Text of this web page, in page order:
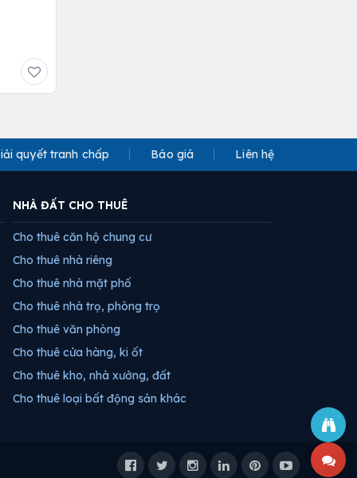
quyết tranh chấp Báo giá Liên hệ
NHÀ ĐẤT CHO THUÊ
Cho thuê căn hộ chung cư
Cho thuê nhà riêng
Cho thuê nhà mặt phố
Cho thuê nhà trọ, phòng trọ
Cho thuê văn phòng
Cho thuê cửa hàng, ki ốt
Cho thuê kho, nhà xưởng, đất
Cho thuê loại bất động sản khác